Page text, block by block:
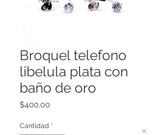
Broquel telefono
libelula plata con
baño de oro
$400.00
Cantidad *